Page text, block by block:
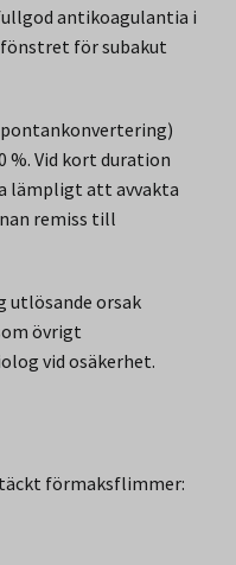
antikoagulantia i
för subakut
%. Vid kort duration
lämpligt att avvakta
remiss till
utlösande orsak
övrigt
vid osäkerhet.
förmaksflimmer: